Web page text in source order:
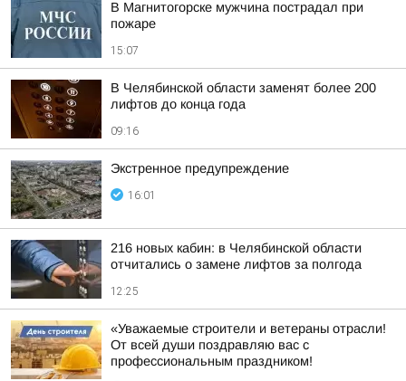
В Магнитогорске мужчина пострадал при
пожаре
15:07
В Челябинской области заменят более 200
лифтов до конца года
09:16
Экстренное предупреждение
16:01
216 новых кабин: в Челябинской области
отчитались о замене лифтов за полгода
12:25
«Уважаемые строители и ветераны отрасли!
От всей души поздравляю вас с
профессиональным праздником!